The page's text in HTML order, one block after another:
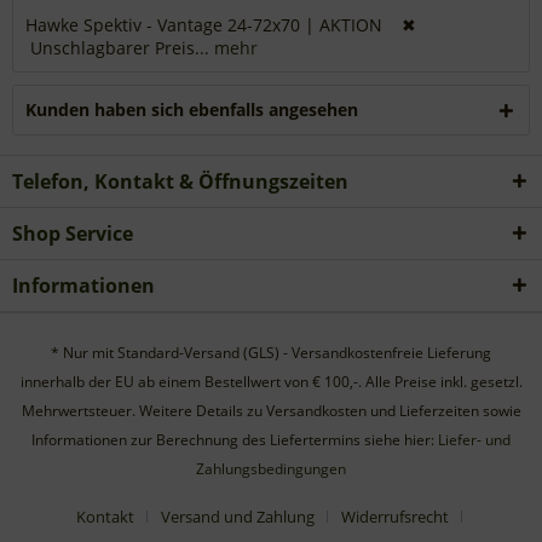
Hawke Spektiv - Vantage 24-72x70 | AKTION ✖
Unschlagbarer Preis... mehr
Kunden haben sich ebenfalls angesehen
Telefon, Kontakt & Öffnungszeiten
Shop Service
Informationen
* Nur mit Standard-Versand (GLS) - Versandkostenfreie Lieferung
innerhalb der EU ab einem Bestellwert von € 100,-. Alle Preise inkl. gesetzl.
Mehrwertsteuer. Weitere Details zu Versandkosten und Lieferzeiten sowie
Informationen zur Berechnung des Liefertermins siehe hier: Liefer- und
Zahlungsbedingungen
Kontakt Versand und Zahlung Widerrufsrecht